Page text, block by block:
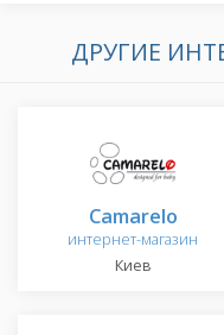
ДРУГИЕ
Camarelo
интернет-магазин
Киев